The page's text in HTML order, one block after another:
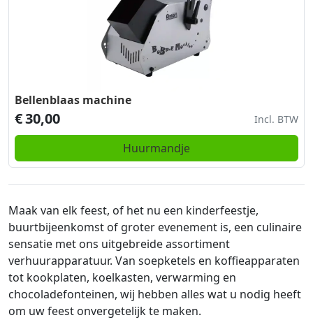
Bellenblaas machine
€30,00 Incl. BTW
Huurmandje
Maak van elk feest, of het nu een kinderfeestje,
buurtbijeenkomst of groter evenement is, een culinaire
sensatie met ons uitgebreide assortiment
verhuurapparatuur. Van soepketels en koffieapparaten
tot kookplaten, koelkasten, verwarming en
chocoladefonteinen, wij hebben alles wat u nodig heeft
om uw feest onvergetelijk te maken.